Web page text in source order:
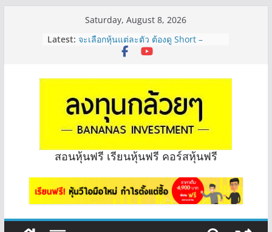
Saturday, August 8, 2026
Latest: จะเลือกหุ้นแต่ละตัว ต้องดู Short –
Long ของหุ้นตัวนั้นๆไหมคะ? | Q&A
Hot Topic! อัปเดทงบ สื่อสาร, ค้าปลีก
ตัวไหนเหมาะถือเอาปันผล? | Hot Topic
EP.41
หุ้นซอสภูเขาทอง Sauce เหมาะถือเป็น
หุ้นปันผลไหม? | Q&A กล้วยๆ EP.1166
OSP vs CBG vs ICHI ควร DCA ตัวไหน
ดี? | Q&A กล้วยๆ EP.1165
รีวิวงบกลุ่ม Bank หุ้นไหนเหมาะถือเอา
สอนหุ้นฟรี เรียนหุ้นฟรี คอร์สหุ้นฟรี